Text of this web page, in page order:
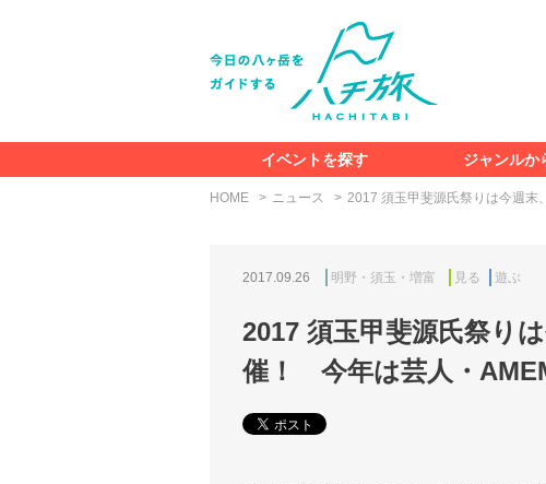
イベントを探す
ジャンルか
食べる
見る
知る
遊ぶ
特集＆レ
HOME ニュース 2017 須玉甲斐源氏祭りは今週
2017.09.26 明野・須玉・増富 見る 遊ぶ
2017 須玉甲斐源氏祭り
催！ 今年は芸人・